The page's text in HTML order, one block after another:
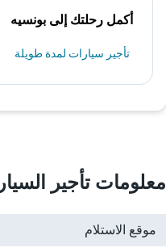
أكمل رحلتك إلى بونسيه
تأجير سيارات لمدة طويلة
معلومات تأجير
موقع الاستلام